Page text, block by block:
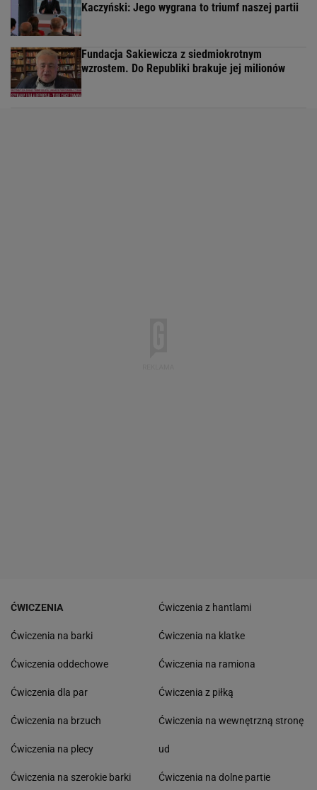
Kaczyński: Jego wygrana to triumf naszej partii
Fundacja Sakiewicza z siedmiokrotnym
wzrostem. Do Republiki brakuje jej milionów
ĆWICZENIA
Ćwiczenia na barki
Ćwiczenia oddechowe
Ćwiczenia dla par
Ćwiczenia na brzuch
Ćwiczenia na plecy
Ćwiczenia na szerokie barki
Ćwiczenia z hantlami
Ćwiczenia na klatke
Ćwiczenia na ramiona
Ćwiczenia z piłką
Ćwiczenia na wewnętrzną stronę
ud
Ćwiczenia na dolne partie